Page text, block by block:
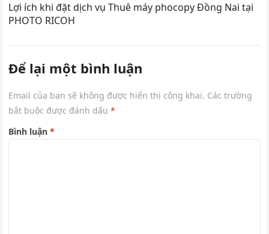
Lợi ích khi đặt dịch vụ Thuê máy phocopy Đồng Nai tại
PHOTO RICOH
Để lại một bình luận
Email của bạn sẽ không được hiển thị công khai. Các trường
bắt buộc được đánh dấu*
Bình luận*